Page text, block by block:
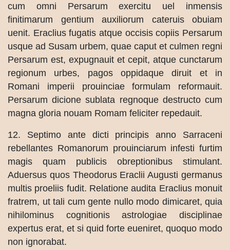
cum omni Persarum exercitu uel inmensis
finitimarum gentium auxiliorum cateruis obuiam
uenit. Eraclius fugatis atque occisis copiis Persarum
usque ad Susam urbem, quae caput et culmen regni
Persarum est, expugnauit et cepit, atque cunctarum
regionum urbes, pagos oppidaque diruit et in
Romani imperii prouinciae formulam reformauit.
Persarum dicione sublata regnoque destructo cum
magna gloria nouam Romam feliciter repedauit.
12. Septimo ante dicti principis anno Sarraceni
rebellantes Romanorum prouinciarum infesti furtim
magis quam publicis obreptionibus stimulant.
Aduersus quos Theodorus Eraclii Augusti germanus
multis proeliis fudit. Relatione audita Eraclius monuit
fratrem, ut tali cum gente nullo modo dimicaret, quia
nihilominus cognitionis astrologiae disciplinae
expertus erat, et si quid forte eueniret, quoquo modo
non ignorabat.